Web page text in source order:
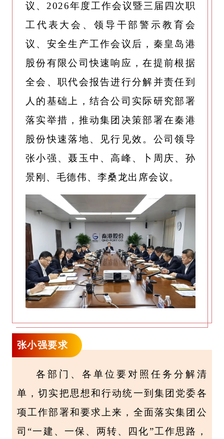
议、2026年度工作会议暨三届四次职
工代表大会、领导干部警示教育会
议、安全生产工作会议后，秦皇岛港
股份有限公司快速响应，在提前根据
全会、职代会报告进行分解并责任到
人的基础上，结合公司实际研究部署
落实举措，推动集团决策部署在秦港
股份快速落地、见行见效。公司领导
张小强、聂玉中、高峰、卜周庆、孙
景刚、毛德伟、李桑龙出席会议。
张小强要求
各部门、各单位要对照任务分解清
单，切实把思想和行动统一到集团党委各
项工作部署和要求上来，全面落实集团公
司“一建、一保、两转、四化”工作思路，